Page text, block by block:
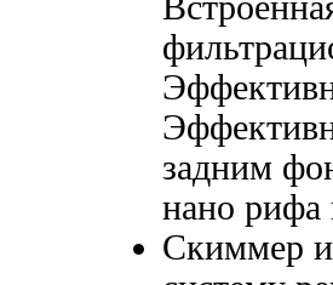
задним
нано рифа
Скиммер